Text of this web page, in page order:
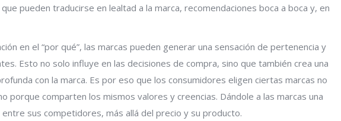
pueden traducirse en lealtad a la marca, recomendaciones boca a boca y, en
en el “por qué”, las marcas pueden generar una sensación de pertenencia y
Esto no solo influye en las decisiones de compra, sino que también crea una
con la marca. Es por eso que los consumidores eligen ciertas marcas no
porque comparten los mismos valores y creencias. Dándole a las marcas una
sus competidores, más allá del precio y su producto.